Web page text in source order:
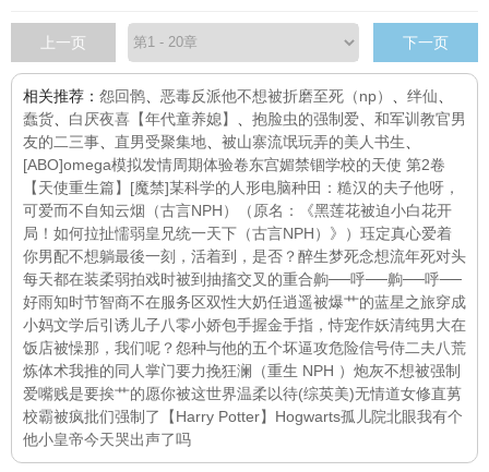
上一页 下一页
相关推荐： 怨回鹘 恶毒反派他不想被折磨至死（np） 绊仙
蠢货
白厌夜喜【年代童养媳】 抱脸虫的强制爱
和军训教官男
友的二三事
直男受聚集地 被山寨流氓玩弄的美人书生
[ABO]omega模拟发情周期体验卷东宫媚禁锢学校的天使 第2卷
【天使重生篇】 [魔禁]某科学的人形电脑种田：糙汉的夫子他呀，
可爱而不自知云烟（古言NPH）（原名：《黑莲花被迫小白花开
局！如何拉扯懦弱皇兄统一天下（古言NPH）》） 珏定真心爱着
你男配不想躺最後一刻，活着到，是否？醉生梦死念想流年死对头
每天都在装柔弱拍戏时被到抽搐交叉的重合齁──呼──齁──呼──
好雨知时节智商不在服务区双性大奶任逍遥被爆艹的蓝星之旅穿成
小妈文学后引诱儿子八零小娇包手握金手指，恃宠作妖清纯男大在
饭店被懆那，我们呢？怨种与他的五个坏逼攻危险信号侍二夫八荒
炼体术我推的同人掌门要力挽狂澜（重生 NPH ） 炮灰不想被强制
爱嘴贱是要挨艹的愿你被这世界温柔以待(综英美)无情道女修直莮
校霸被疯批们强制了
【Harry Potter】Hogwarts孤儿院北眼我有个
他小皇帝今天哭出声了吗